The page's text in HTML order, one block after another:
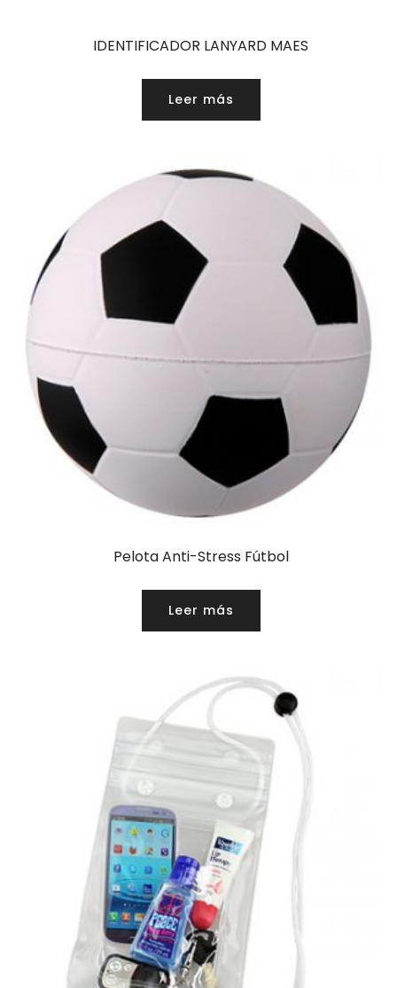
IDENTIFICADOR LANYARD MAES
Leer más
Pelota Anti-Stress Fútbol
Leer más